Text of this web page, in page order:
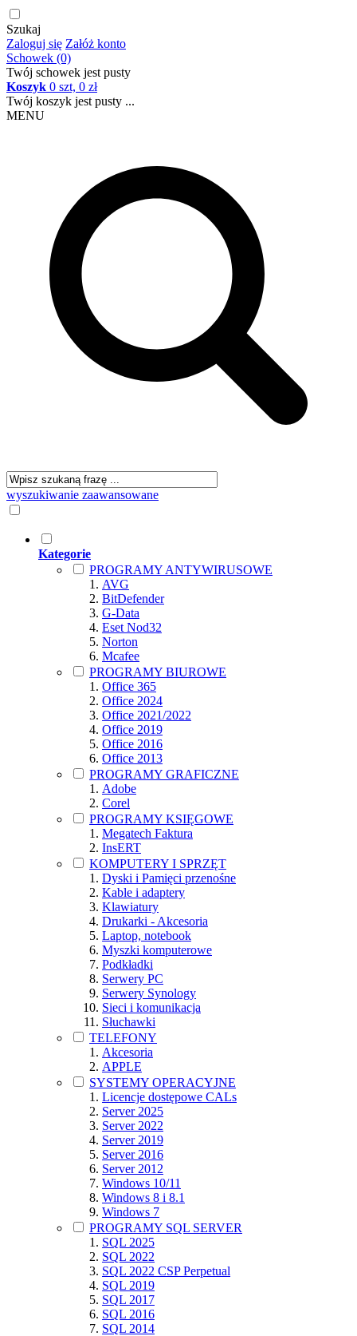
Szukaj
Zaloguj się Załóż konto
Schowek (0)
Twój schowek jest pusty
Koszyk 0 szt, 0 zł
Twój koszyk jest pusty ...
MENU
wyszukiwanie zaawansowane
Kategorie
PROGRAMY ANTYWIRUSOWE
AVG
BitDefender
G-Data
Eset Nod32
Norton
Mcafee
PROGRAMY BIUROWE
Office 365
Office 2024
Office 2021/2022
Office 2019
Office 2016
Office 2013
PROGRAMY GRAFICZNE
Adobe
Corel
PROGRAMY KSIĘGOWE
Megatech Faktura
InsERT
KOMPUTERY I SPRZĘT
Dyski i Pamięci przenośne
Kable i adaptery
Klawiatury
Drukarki - Akcesoria
Laptop, notebook
Myszki komputerowe
Podkładki
Serwery PC
Serwery Synology
Sieci i komunikacja
Słuchawki
TELEFONY
Akcesoria
APPLE
SYSTEMY OPERACYJNE
Licencje dostępowe CALs
Server 2025
Server 2022
Server 2019
Server 2016
Server 2012
Windows 10/11
Windows 8 i 8.1
Windows 7
PROGRAMY SQL SERVER
SQL 2025
SQL 2022
SQL 2022 CSP Perpetual
SQL 2019
SQL 2017
SQL 2016
SQL 2014